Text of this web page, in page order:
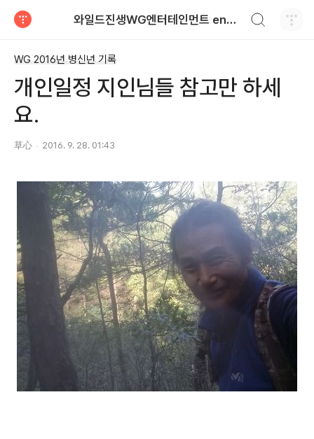
와일드진생WG엔터테인먼트 entertainment
WG 2016년 병신년 기록
개인일정 지인님들 참고만 하세
요.
草心 2016. 9. 28. 01:43